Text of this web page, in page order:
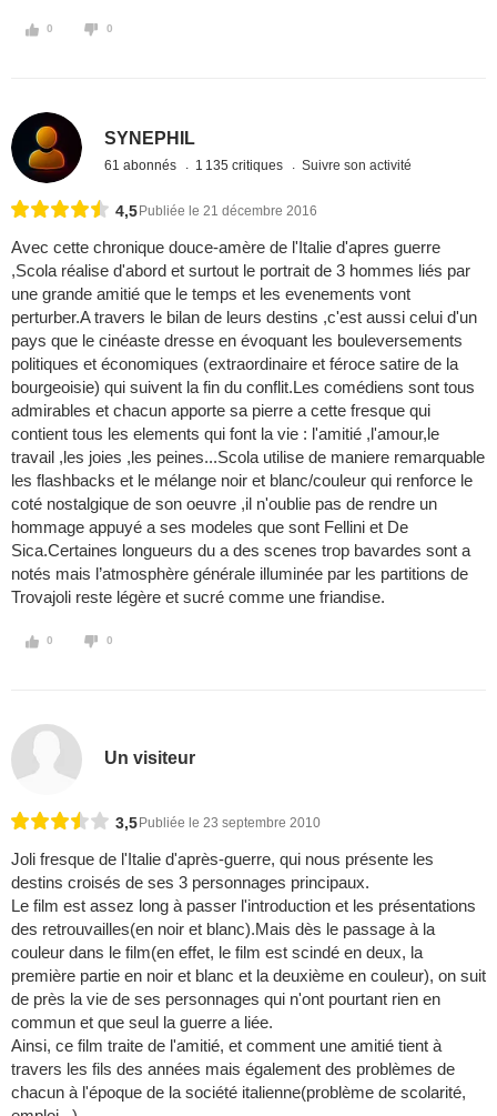
0 0
SYNEPHIL
61 abonnés 1 135 critiques Suivre son activité
4,5 Publiée le 21 décembre 2016
Avec cette chronique douce-amère de l'Italie d'apres guerre
,Scola réalise d'abord et surtout le portrait de 3 hommes liés par
une grande amitié que le temps et les evenements vont
perturber.A travers le bilan de leurs destins ,c'est aussi celui d'un
pays que le cinéaste dresse en évoquant les bouleversements
politiques et économiques (extraordinaire et féroce satire de la
bourgeoisie) qui suivent la fin du conflit.Les comédiens sont tous
admirables et chacun apporte sa pierre a cette fresque qui
contient tous les elements qui font la vie : l'amitié ,l'amour,le
travail ,les joies ,les peines...Scola utilise de maniere remarquable
les flashbacks et le mélange noir et blanc/couleur qui renforce le
coté nostalgique de son oeuvre ,il n'oublie pas de rendre un
hommage appuyé a ses modeles que sont Fellini et De
Sica.Certaines longueurs du a des scenes trop bavardes sont a
notés mais l’atmosphère générale illuminée par les partitions de
Trovajoli reste légère et sucré comme une friandise.
0 0
Un visiteur
3,5 Publiée le 23 septembre 2010
Joli fresque de l'Italie d'après-guerre, qui nous présente les
destins croisés de ses 3 personnages principaux.
Le film est assez long à passer l'introduction et les présentations
des retrouvailles(en noir et blanc).Mais dès le passage à la
couleur dans le film(en effet, le film est scindé en deux, la
première partie en noir et blanc et la deuxième en couleur), on suit
de près la vie de ses personnages qui n'ont pourtant rien en
commun et que seul la guerre a liée.
Ainsi, ce film traite de l'amitié, et comment une amitié tient à
travers les fils des années mais également des problèmes de
chacun à l'époque de la société italienne(problème de scolarité,